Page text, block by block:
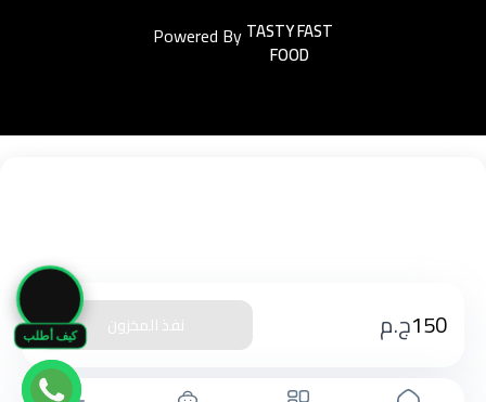
كيف أطلب 150ج.م نفذ المخزون
Powered ByEasyorders